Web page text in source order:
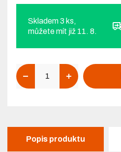
Skladem 3 ks,
můžete mít již 11. 8.
Popis produktu